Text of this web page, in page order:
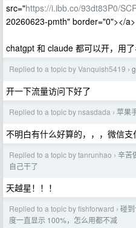
src="https://i.ibb.co/93dt83P0/
20260623-pmth" border="0"></a>
chatgpt 和 claude 都可以开，用
Replied to a topic by Vanquish5419 ›
开一下流量访问下好了
Replied to a topic by nsasdada › 苹果
不明白有什么好算的，，，微信支
Replied to a topic by tanrunhao › 辛苦
自己干了
天越星！！！
Replied to a topic by fishforward › 碰
度一直显示 100%，怎么用都不减